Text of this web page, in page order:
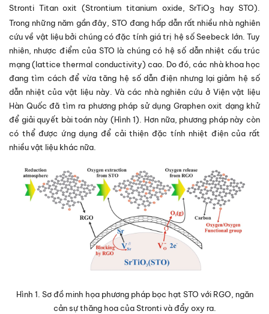
Stronti Titan oxit (Strontium titanium oxide, SrTiO3 hay STO).
Trong những năm gần đây, STO đang hấp dẫn rất nhiều nhà nghiên
cứu về vật liệu bởi chúng có đặc tính giá trị hệ số Seebeck lớn. Tuy
nhiên, nhược điểm của STO là chúng có hệ số dẫn nhiệt cấu trúc
mạng (lattice thermal conductivity) cao. Do đó, các nhà khoa học
đang tìm cách để vừa tăng hệ số dẫn điện nhưng lại giảm hệ số
dẫn nhiệt của vật liệu này. Và các nhà nghiên cứu ở Viện vật liệu
Hàn Quốc đã tìm ra phương pháp sử dụng Graphen oxit dạng khử
để giải quyết bài toán này (Hình 1). Hơn nữa, phương pháp này còn
có thể được ứng dụng để cải thiện đặc tính nhiệt điện của rất
nhiều vật liệu khác nữa.
Hình 1. Sơ đồ minh họa phương pháp bọc hạt STO với RGO, ngăn
cản sự thăng hoa của Stronti và đẩy oxy ra.